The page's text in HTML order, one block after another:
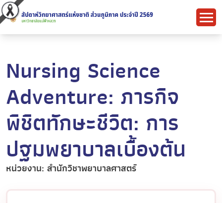
Nursing Science
Adventure: ภารกิจ
พิชิตทักษะชีวิต: การ
ปฐมพยาบาลเบื้องต้น
หน่วยงาน: สำนักวิชาพยาบาลศาสตร์